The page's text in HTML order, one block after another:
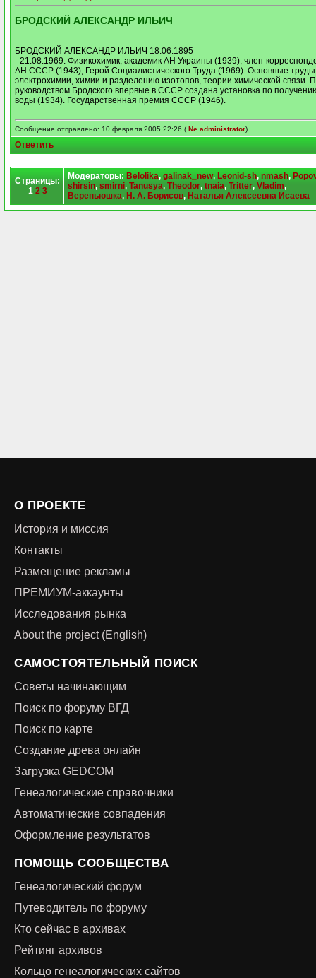
БРОДСКИЙ АЛЕКСАНДР ИЛЬИЧ
БРОДСКИЙ АЛЕКСАНДР ИЛЬИЧ 18.06.1895
- 21.08.1969. Физикохимик, академик АН Украины (1939), член-
АН СССР (1943), Герой Социалистического Труда (1969). Основные
электрохимии, химии и разделению изотопов, теории химической связи.
руководством Бродского впервые в СССР создана установка по
воды (1934). Государственная премия СССР (1946).
Сообщение отправлено: 10 февраля 2005 22:26 ( Ne administrator)
Ответить
Страницы:
1 2 3
Модераторы: Belolika, galinak_new, Leonid-sh, nmash,
shirsin, smirni, Tanusya, Theodor, tnaia, Tritter, Vladim,
Верепьюшка, Н. А. Борисов, Наталья Алексеевна Исаева
О ПРОЕКТЕ
История и миссия
Контакты
Размещение рекламы
ПРЕМИУМ-аккаунты
Исследования рынка
About the project (English)
САМОСТОЯТЕЛЬНЫЙ ПОИСК
Советы начинающим
Поиск по форуму ВГД
Поиск по карте
Создание древа онлайн
Загрузка GEDCOM
Генеалогические справочники
Автоматические совпадения
Оформление результатов
ПОМОЩЬ СООБЩЕСТВА
Генеалогический форум
Путеводитель по форуму
Кто сейчас в архивах
Рейтинг архивов
Кольцо генеалогических сайтов